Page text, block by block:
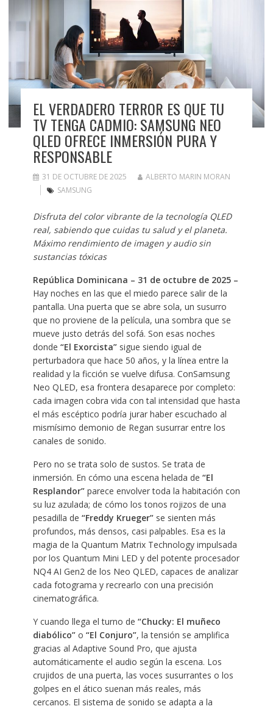
EL VERDADERO TERROR ES QUE TU
TV TENGA CADMIO: SAMSUNG NEO
QLED OFRECE INMERSIÓN PURA Y
RESPONSABLE
31 DE OCTUBRE DE 2025
ALBERTO MARIN MORAN
SAMSUNG
Disfruta del color vibrante de la tecnología QLED
real, sabiendo que cuidas tu salud y el planeta.
Máximo rendimiento de imagen y audio sin
sustancias tóxicas
República Dominicana – 31 de octubre de 2025 –
Hay noches en las que el miedo parece salir de la
pantalla. Una puerta que se abre sola, un susurro
que no proviene de la película, una sombra que se
mueve justo detrás del sofá. Son esas noches
donde “El Exorcista”sigue siendo igual de
perturbadora que hace 50 años, y la línea entre la
realidad y la ficción se vuelve difusa. ConSamsung
Neo QLED, esa frontera desaparece por completo:
cada imagen cobra vida con tal intensidad que hasta
el más escéptico podría jurar haber escuchado al
mismísimo demonio de Regan susurrar entre los
canales de sonido.
Pero no se trata solo de sustos. Se trata de
inmersión. En cómo una escena helada de “El
Resplandor”parece envolver toda la habitación con
su luz azulada; de cómo los tonos rojizos de una
pesadilla de “Freddy Krueger”se sienten más
profundos, más densos, casi palpables. Esa es la
magia de la Quantum Matrix Technology impulsada
por los Quantum Mini LED y del potente procesador
NQ4 AI Gen2 de los Neo QLED, capaces de analizar
cada fotograma y recrearlo con una precisión
cinematográfica.
Y cuando llega el turno de “Chucky: El muñeco
diabólico”o “El Conjuro”, la tensión se amplifica
gracias al Adaptive Sound Pro, que ajusta
automáticamente el audio según la escena. Los
crujidos de una puerta, las voces susurrantes o los
golpes en el ático suenan más reales, más
cercanos. El sistema de sonido se adapta a la